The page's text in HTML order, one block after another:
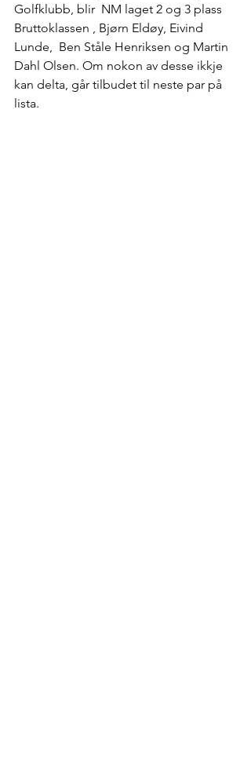
Golfklubb, blir  NM laget 2 og 3 plass
Bruttoklassen , Bjørn Eldøy, Eivind
Lunde,  Ben Ståle Henriksen og Martin
Dahl Olsen. Om nokon av desse ikkje
kan delta, går tilbudet til neste par på
lista.